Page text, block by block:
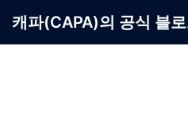
캐파(CAPA)의 공식 블